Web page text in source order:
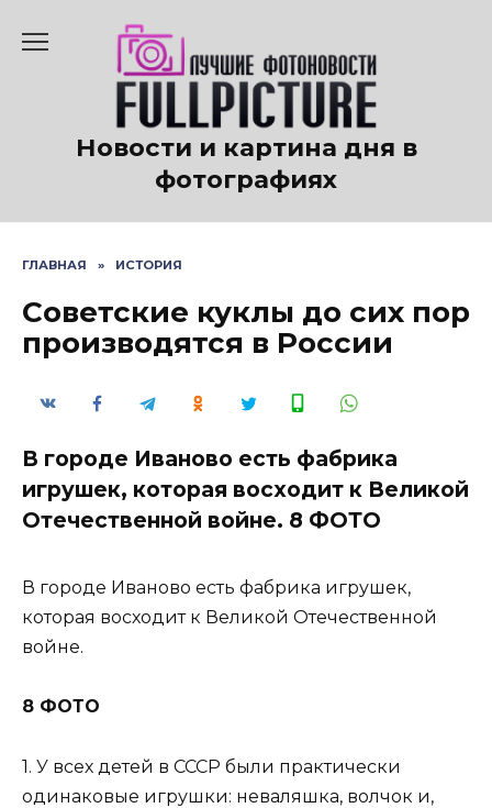
содержанию
Новости и картина дня в
фотографиях
ГЛАВНАЯ » ИСТОРИЯ
Советские куклы до сих пор
производятся в России
В городе Иваново есть фабрика
игрушек, которая восходит к Великой
Отечественной войне. 8 ФОТО
В городе Иваново есть фабрика игрушек,
которая восходит к Великой Отечественной
войне.
8 ФОТО
1. У всех детей в СССР были практически
одинаковые игрушки: неваляшка, волчок и,